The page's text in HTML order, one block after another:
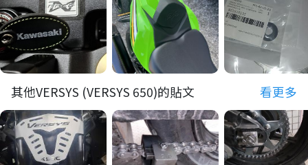
其他VERSYS (VERSYS 650)的貼文 看更多